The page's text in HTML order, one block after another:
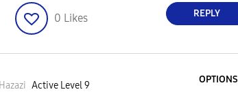
0 Likes REPLY
Active Level 9
OPTIONS